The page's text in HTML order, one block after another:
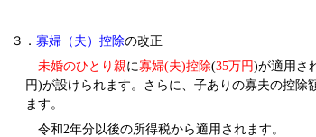
３． 寡婦（夫）控除の改正
未婚のひとり親に寡婦(夫)控除(35万円)が適用さ
円)が設けられます。さらに、子ありの寡夫の控
ます。
令和2年分以後の所得税から適用されます。